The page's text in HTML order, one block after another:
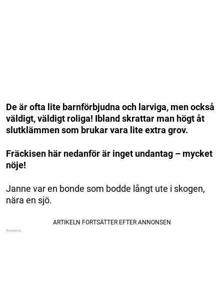
De är ofta lite barnförbjudna och larviga, men också
väldigt, väldigt roliga! Ibland skrattar man högt åt
slutklämmen som brukar vara lite extra grov.
Fräckisen här nedanför är inget undantag – mycket
nöje!
Janne var en bonde som bodde långt ute i skogen,
nära en sjö.